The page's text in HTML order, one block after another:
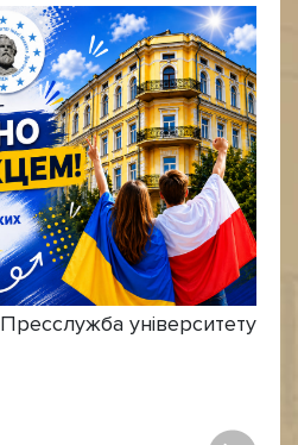
Пресслужба університету